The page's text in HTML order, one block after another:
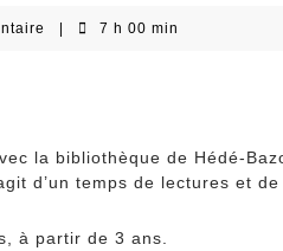
| 7 h 00 min
la bibliothèque de Hédé-
d’un temps de lectures et
à partir de 3 ans.